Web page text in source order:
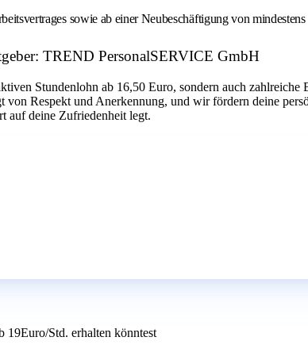
sowie ab einer Neubeschäftigung von
TREND PersonalSERVICE GmbH
Stundenlohn ab 16,50 Euro, sondern auch
Respekt und Anerkennung, und wir fördern deine
auf deine Zufriedenheit legt.
19Euro/Std. erhalten könntest